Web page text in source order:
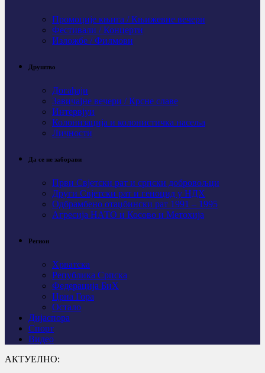
Промоције књига / Књижевне вечери
Фестивали / Концерти
Изложбе / Филмови
Друштво
Догађаји
Завичајне вечери / Крсне славе
Интервјуи
Колонизација и колонистичка насеља
Личности
Да се не заборави
Први Свјeтски рат и српски добровољци
Други Свјетски рат и геноцид у НДХ
Одбрамбено отаџбински рат 1991 – 1995
Агресија НАТО и Косово и Метохија
Регион
Хрватска
Република Српска
Федерација БиХ
Црна Гора
Остало
Дијаспора
Спорт
Видео
АКТУЕЛНО: